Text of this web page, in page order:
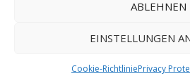
ABLEHNEN
EINSTELLUNGEN
Cookie-RichtliniePrivacy